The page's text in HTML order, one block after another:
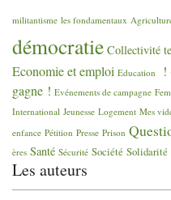
militantisme les fondamentaux
démocratie Collectivité
Economie et emploi Education
!
gagne ! Evénements de campagne
International Jeunesse Logement Mes
enfance Pétition Presse Prison
ères Santé Sécurité Société Solidarité
Les auteurs